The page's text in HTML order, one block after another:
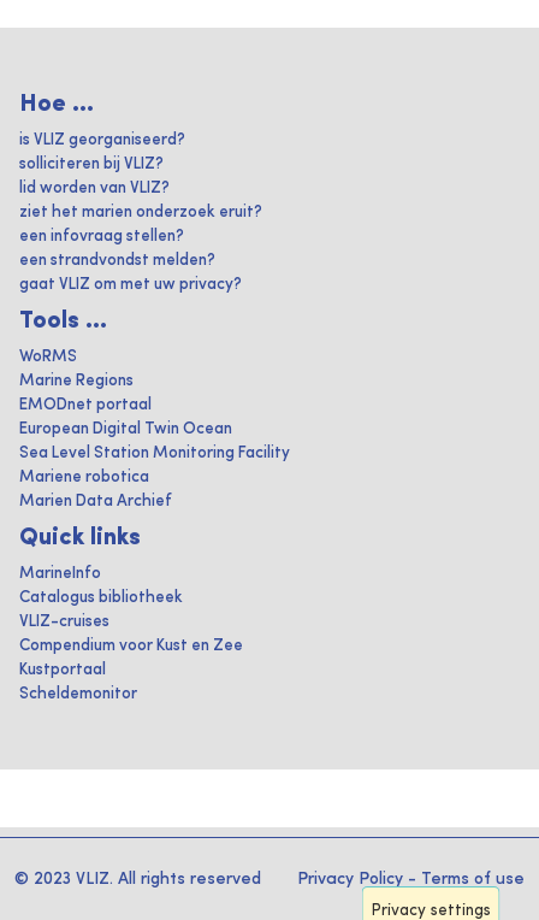
Hoe ...
is VLIZ georganiseerd?
solliciteren bij VLIZ?
lid worden van VLIZ?
ziet het marien onderzoek eruit?
een infovraag stellen?
een strandvondst melden?
gaat VLIZ om met uw privacy?
Tools ...
WoRMS
Marine Regions
EMODnet portaal
European Digital Twin Ocean
Sea Level Station Monitoring Facility
Mariene robotica
Marien Data Archief
Quick links
MarineInfo
Catalogus bibliotheek
VLIZ-cruises
Compendium voor Kust en Zee
Kustportaal
Scheldemonitor
© 2023 VLIZ. All rights reserved Privacy Policy - Terms of use
Privacy settings